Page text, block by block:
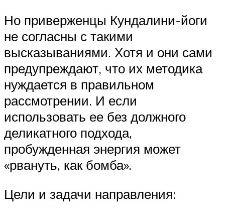
Но приверженцы Кундалини-йоги
не согласны с такими
высказываниями. Хотя и они сами
предупреждают, что их методика
нуждается в правильном
рассмотрении. И если
использовать ее без должного
деликатного подхода,
пробужденная энергия может
«рвануть, как бомба».
Цели и задачи направления: